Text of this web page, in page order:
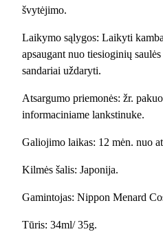
y
r
e
a
m
/
i
n
i
i
švytėjimo.
Laikymo sąlygos: Laikyti
apsaugant nuo tiesioginių
sandariai uždaryti.
Atsargumo priemonės: žr.
informaciniame lankstinuke.
Galiojimo laikas: 12 mėn. nuo
Kilmės šalis: Japonija.
Gamintojas: Nippon Menard
Tūris: 34ml/ 35g.